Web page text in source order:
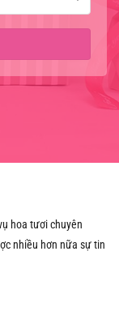
hoa tươi chuyên
nhiều hơn nữa sự tin